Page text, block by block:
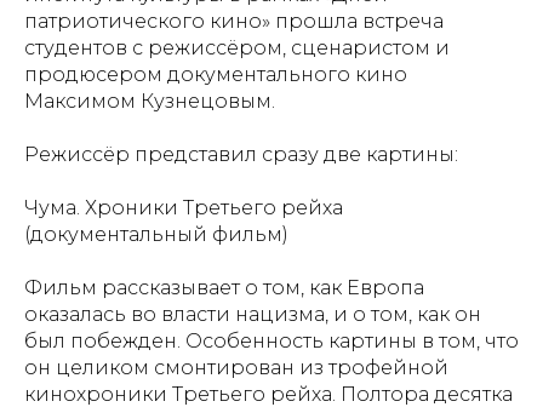
патриотического кино» прошла встреча
студентов с режиссёром, сценаристом и
продюсером документального кино
Максимом Кузнецовым.
Режиссёр представил сразу две картины:
Чума. Хроники Третьего рейха
(документальный фильм)
Фильм рассказывает о том, как Европа
оказалась во власти нацизма, и о том, как он
был побежден. Особенность картины в том, что
он целиком смонтирован из трофейной
кинохроники Третьего рейха. Полтора десятка